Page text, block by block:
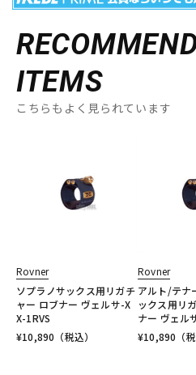
ITEMS
こちらもよく見られています
Rovner
ソプラノサックス用リガチ
ャー ロブナー ヴェルサ-X
X-1RVS
¥10,890 （税込）
Rovner
アルト/テナ
ックス用リ
ナー ヴェル
¥10,890 （